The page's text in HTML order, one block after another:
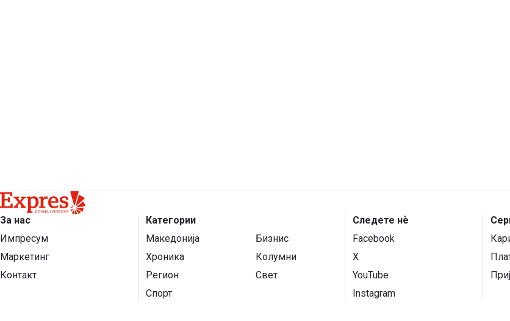
За нас
Импресум
Маркетинг
Контакт
Категории
Македонија
Бизнис
Хроника
Колумни
Регион
Свет
Спорт
Следете нѐ
Facebook
X
YouTube
Instagram